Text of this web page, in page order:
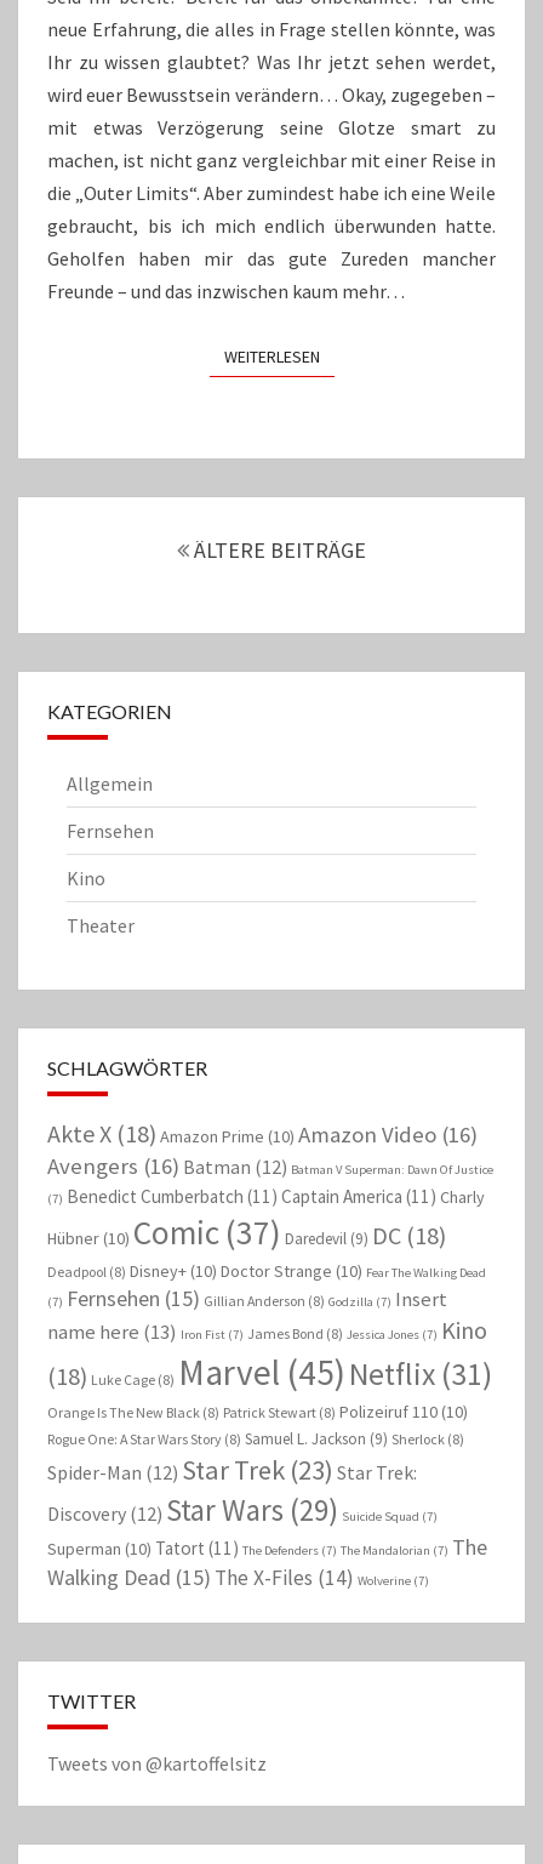
CO.
neue Erfahrung, die alles in Frage stellen könnte, was
Ihr zu wissen glaubtet? Was Ihr jetzt sehen werdet,
wird euer Bewusstsein verändern… Okay, zugegeben –
mit etwas Verzögerung seine Glotze smart zu
machen, ist nicht ganz vergleichbar mit einer Reise in
die „Outer Limits“. Aber zumindest habe ich eine Weile
gebraucht, bis ich mich endlich überwunden hatte.
Geholfen haben mir das gute Zureden mancher
Freunde – und das inzwischen kaum mehr…
WEITERLESENWEITERLESEN
ÄLTERE BEITRÄGE
KATEGORIEN
Allgemein
Fernsehen
Kino
Theater
SCHLAGWÖRTER
Akte X (18) Amazon Prime (10) Amazon Video (16)
Avengers (16) Batman (12) Batman V Superman: Dawn Of Justice
(7) Benedict Cumberbatch (11) Captain America (11) Charly
Hübner (10) Comic (37) Daredevil (9) DC (18)
Deadpool (8) Disney+ (10) Doctor Strange (10) Fear The Walking Dead
(7) Fernsehen (15) Gillian Anderson (8) Godzilla (7) Insert
name here (13) Iron Fist (7) James Bond (8) Jessica Jones (7) Kino
(18) Luke Cage (8) Marvel (45) Netflix (31)
Orange Is The New Black (8) Patrick Stewart (8) Polizeiruf 110 (10)
Rogue One: A Star Wars Story (8) Samuel L. Jackson (9) Sherlock (8)
Spider-Man (12) Star Trek (23) Star Trek:
Discovery (12) Star Wars (29) Suicide Squad (7)
Superman (10) Tatort (11) The Defenders (7) The Mandalorian (7) The
Walking Dead (15) The X-Files (14) Wolverine (7)
TWITTER
Tweets von @kartoffelsitz